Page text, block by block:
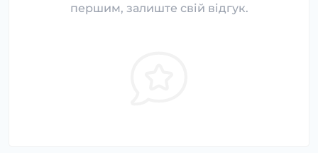
першим, залиште свій відгук.